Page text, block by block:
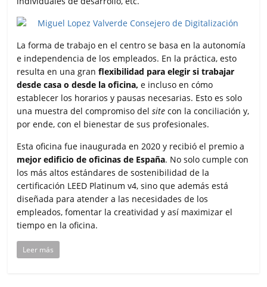
La forma de trabajo en el centro se basa en la autonomía
e independencia de los empleados. En la práctica, esto
resulta en una granflexibilidad para elegir si trabajar
desde casa o desde la oficina, e incluso en cómo
establecer los horarios y pausas necesarias. Esto es solo
una muestra del compromiso delsite con la conciliación y,
por ende, con el bienestar de sus profesionales.
Esta oficina fue inaugurada en 2020 y recibió el premio a
mejor edificio de oficinas de España. No solo cumple con
los más altos estándares de sostenibilidad de la
certificación LEED Platinum v4, sino que además está
diseñada para atender a las necesidades de los
empleados, fomentar la creatividad y así maximizar el
tiempo en la oficina.
Leer más